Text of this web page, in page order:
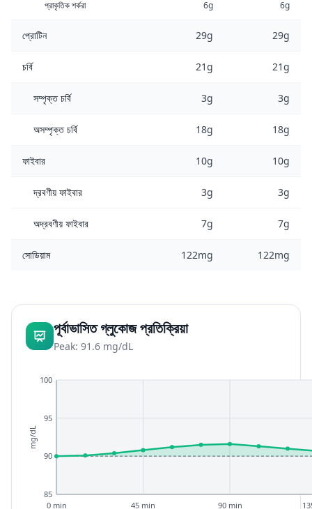
প্রাকৃতিক শর্করা 6g 6g
প্রোটিন 29g 29g
চর্বি 21g 21g
সম্পৃক্ত চর্বি 3g 3g
অসম্পৃক্ত চর্বি 18g 18g
ফাইবার 10g 10g
দ্রবণীয় ফাইবার 3g 3g
অদ্রবণীয় ফাইবার 7g 7g
সোডিয়াম 122mg 122mg
পূর্বাভাসিত গ্লুকোজ প্রতিক্রিয়া
Peak: 91.6 mg/dL
85
90
95
100
0 min 45 min 90 min
mg/dL